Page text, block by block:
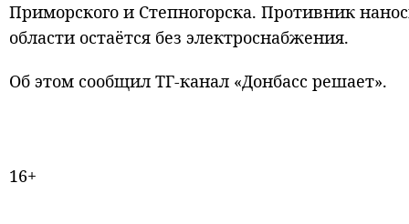
Приморского и Степногорска. Противник
области остаётся без электроснабжения.
Об этом сообщил ТГ-канал «Донбасс решает».
16+